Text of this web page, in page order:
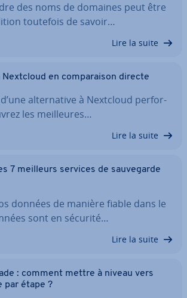
des noms de domaines peut être
toutefois de savoir…
Lire la suite
en com­pa­rai­son directe
al­ter­na­tive à Nextcloud per­for­
les meil­leures…
Lire la suite
7 meilleurs services de sau­ve­garde
données de manière fiable dans le
sont en sécurité…
Lire la suite
: comment mettre à niveau vers
par étape ?